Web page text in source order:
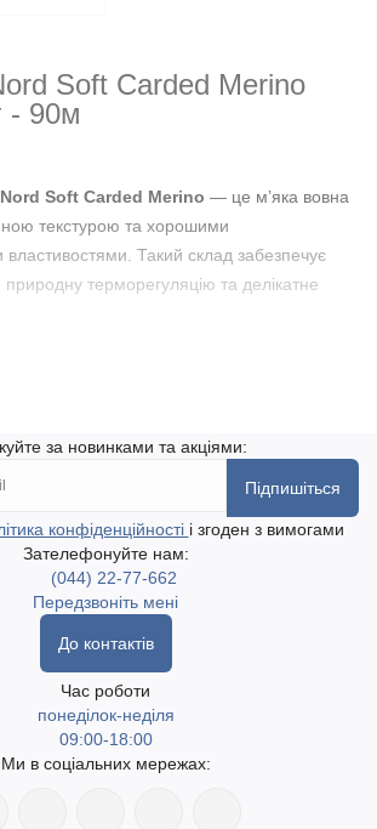
Soft Carded Merino
- 90м
Soft Carded Merino — це м’яка вовна
текстурою та хорошими
властивостями. Такий склад забезпечує
природну терморегуляцію та делікатне
структуру, завдяки чому полотно
м’яким і з легкою пухнастістю. Пряжа
та рівномірно лягає у полотні.
светрів, кардиганів, шапок, шарфів та
Вироби виходять теплими, легкими та
носінні.
представлена пряжа у різних
творчості. Швидка доставка по Україні,
населені пункти. Доступний
Одеса. Доставка Новою поштою та
за новинками та акціями:
Підпишіться
конфіденційності і згоден з вимогами
Зателефонуйте нам:
(044) 22-77-662
Передзвоніть мені
До контактів
Час роботи
понеділок-неділя
09:00-18:00
Ми в соціальних мережах: